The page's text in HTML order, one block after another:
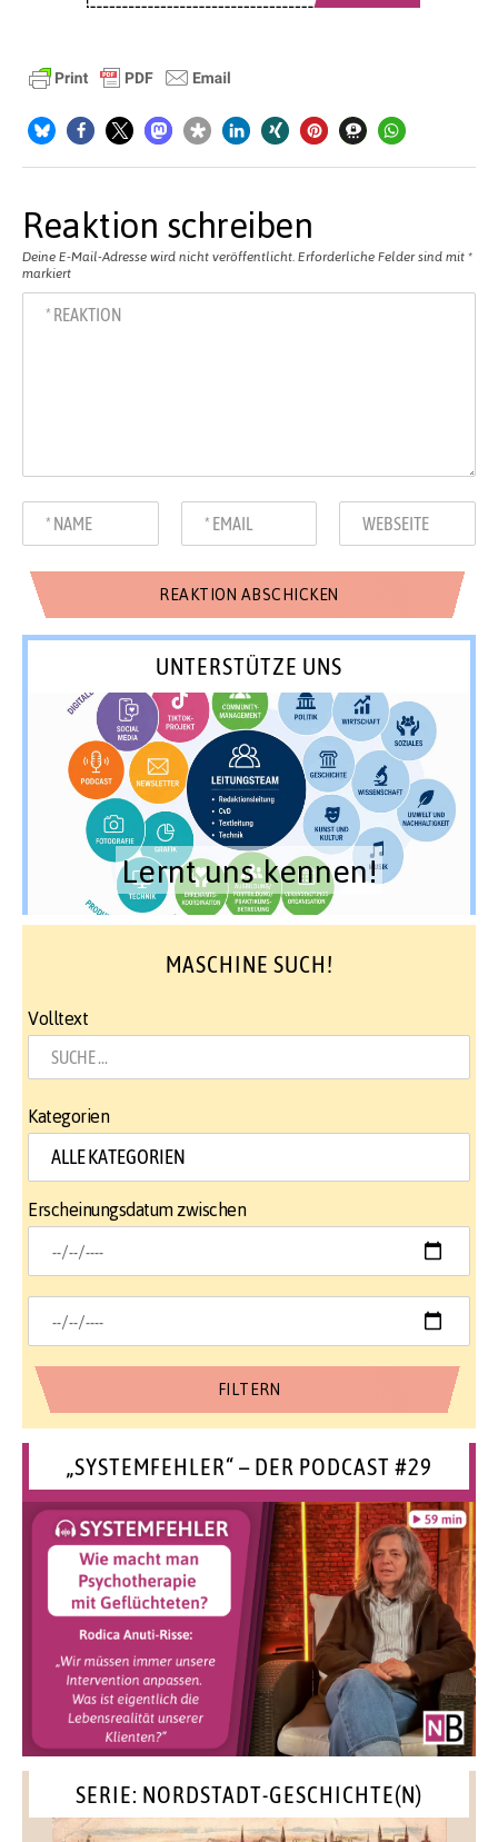
Reaktion schreiben
Deine E-Mail-Adresse wird nicht veröffentlicht. Erforderliche Felder sind mit *
markiert
UNTERSTÜTZE UNS
Lernt uns kennen!
MASCHINE SUCH!
Volltext
Kategorien
Erscheinungsdatum zwischen
„SYSTEMFEHLER“ – DER PODCAST #29
SERIE: NORDSTADT-GESCHICHTE(N)